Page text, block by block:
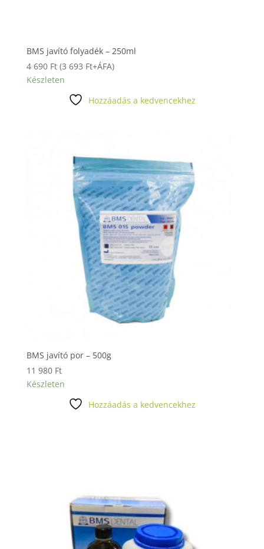
BMS javító folyadék – 250ml
4 690 Ft (3 693 Ft+ÁFA)
Készleten
Hozzáadás a kedvencekhez
BMS javító por – 500g
11 980 Ft
Készleten
Hozzáadás a kedvencekhez